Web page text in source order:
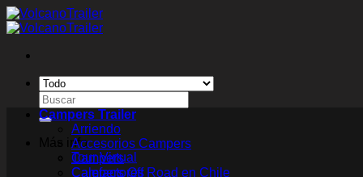
Saltar
al
Buscar
por:
Más info
Tour Virtual
Campers Off Road en Chile
Campers Trailer
Arriendo
Accesorios Campers
Campers
Calefactores